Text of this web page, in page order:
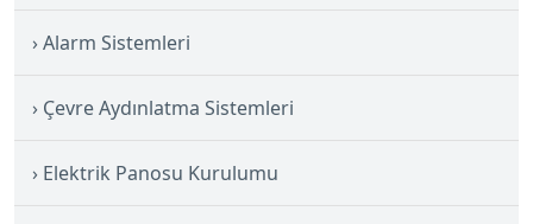
Alarm Sistemleri
Çevre Aydınlatma Sistemleri
Elektrik Panosu Kurulumu